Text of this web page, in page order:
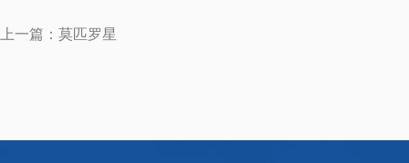
上一篇：莫匹罗星